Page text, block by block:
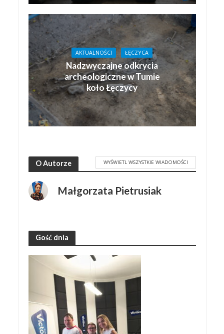
AKTUALNOŚCI ŁĘCZYCA
Nadzwyczajne odkrycia
archeologiczne w Tumie
koło Łęczycy
O Autorze WYŚWIETL WSZYSTKIE WIADOMOŚCI
Małgorzata Pietrusiak
Gość dnia